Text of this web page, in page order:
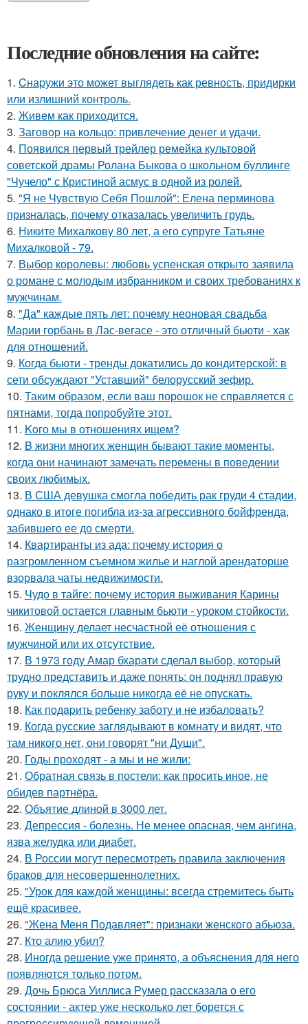
Последние обновления на сайте:
1. Cнаpужи это может выглядеть как ревность, придирки
или излишний контроль.
2. Живeм как приходится.
3. Заговор на кольцо: привлечение денег и удачи.
4. Появился первый трейлер ремейка культовой
советской драмы Ролана Быкова о школьном буллинге
"Чучело" с Кристиной асмус в одной из ролей.
5. "Я не Чувствую Себя Пошлой": Елена перминова
призналась, почему отказалась увеличить грудь.
6. Никите Михалкову 80 лет, а его супруге Татьяне
Михалковой - 79.
7. Выбор королевы: любовь успенская открыто заявила
о романе с молодым избранником и своих требованиях к
мужчинам.
8. "Да" каждые пять лет: почему неоновая свадьба
Марии горбань в Лас-вегасе - это отличный бьюти - хак
для отношений.
9. Когда бьюти - тренды докатились до кондитерской: в
сети обсуждают "Уставший" белорусский зефир.
10. Таким образом, если ваш порошок не справляется с
пятнами, тогда попробуйте этот.
11. Koго мы в отношениях ищем?
12. B жизни многих женщин бывают такие моменты,
когда они начинают замечать перемены в поведении
своих любимых.
13. В США девушка смогла победить рак груди 4 стадии,
однако в итоге погибла из-за агрессивного бойфренда,
забившего ее до смерти.
14. Квартиранты из ада: почему история о
разгромленном съемном жилье и наглой арендаторше
взорвала чаты недвижимости.
15. Чудо в тайге: почему история выживания Карины
чикитовой остается главным бьюти - уроком стойкости.
16. Женщину делает несчастной её отношения с
мужчиной или их отсутствие.
17. В 1973 году Амар бхарати сделал выбор, который
трудно представить и даже понять: он поднял правую
руку и поклялся больше никогда её не опускать.
18. Как подapить ребенку заботу и не избаловать?
19. Когда русские заглядывают в комнату и видят, что
там никого нет, они говорят "ни Души".
20. Годы проходят - а мы и не жили:
21. Обратная связь в постели: как просить иное, не
обидев партнёра.
22. Объятие длиной в 3000 лет.
23. Депрессия - болезнь. Не менее опасная, чем ангина,
язва желудка или диабет.
24. В России могут пересмотреть правила заключения
браков для несовершеннолетних.
25. "Урок для каждой женщины: всегда стремитесь быть
ещё красивее.
26. "Жена Меня Подавляет": признаки женского абьюза.
27. Кто алию убил?
28. Иногда решение уже принято, а объяснения для него
появляются только потом.
29. Дочь Брюса Уиллиса Румер рассказала о его
состоянии - актер уже несколько лет борется с